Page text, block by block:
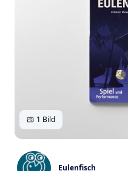
1 Bild
Eulenfisch